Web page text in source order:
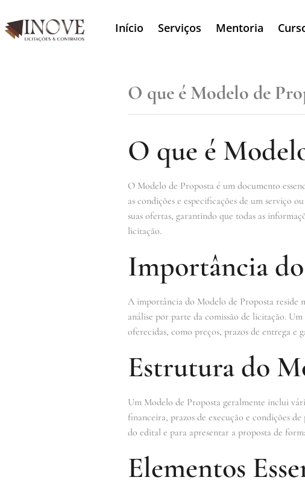
Início Serviços Mentoria
O que é Modelo de
O que é
O Modelo de Proposta é um documento
as condições e especificações de um serviço
suas ofertas, garantindo que todas as
licitação.
Importância
A importância do Modelo de Proposta reside
análise por parte da comissão de licitação.
oferecidas, como preços, prazos de entrega e
Estrutura do
Um Modelo de Proposta geralmente inclui
financeira, prazos de execução e condições de
do edital e para apresentar a proposta de
Elementos